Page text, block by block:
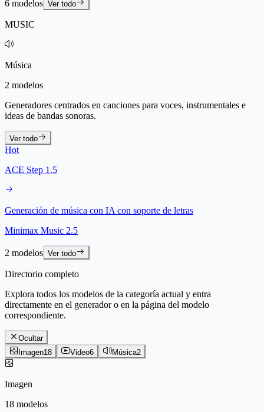
6 modelos Ver todo
MUSIC
Música
2 modelos
Generadores centrados en canciones para voces, instrumentales e
ideas de bandas sonoras.
Ver todo
Hot
ACE Step 1.5
Generación de música con IA con soporte de letras
Minimax Music 2.5
2 modelos Ver todo
Directorio completo
Explora todos los modelos de la categoría actual y entra
directamente en el generador o en la página del modelo
correspondiente.
Ocultar
Imagen18 Video6 Música2
Imagen
18 modelos